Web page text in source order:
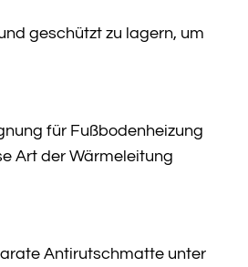
geschützt zu lagern, um
für Fußbodenheizung
Art der Wärmeleitung
Antirutschmatte unter